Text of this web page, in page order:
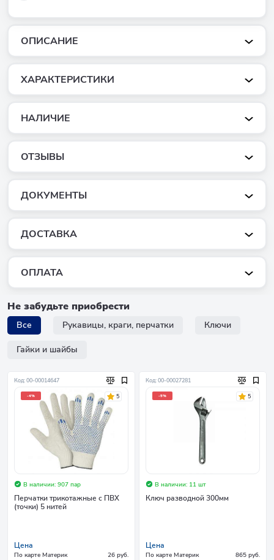
ОПИСАНИЕ
ХАРАКТЕРИСТИКИ
НАЛИЧИЕ
ОТЗЫВЫ
ДОКУМЕНТЫ
ДОСТАВКА
ОПЛАТА
Не забудьте приобрести
Все Рукавицы, краги, перчатки Ключи
Гайки и шайбы
Код: 00-00014647
-4% 5
В наличии: 907 пар
Перчатки трикотажные с ПВХ
(точки) 5 нитей
Цена
По карте Материк
26 руб.
Код: 00-00027281
-5% 5
В наличии: 11 шт
Ключ разводной 300мм
Цена
По карте Материк
865 руб.